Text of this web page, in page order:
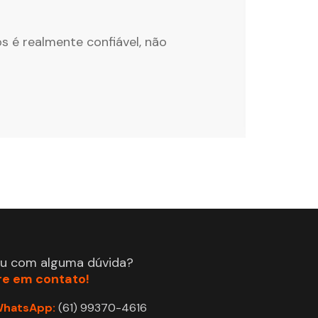
é realmente confiável, não
com alguma dúvida?
em contato!
(61) 99370-4616